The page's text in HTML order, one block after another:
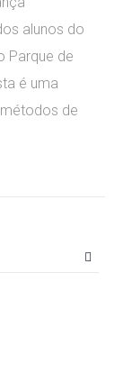
alunos do
Parque de
é uma
de